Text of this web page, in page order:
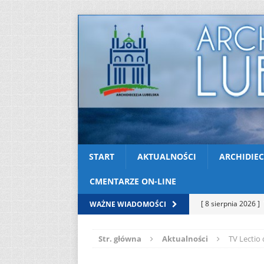
START AKTUALNOŚCI
CMENTARZE ON-LINE
WAŻNE WIADOMOŚCI [ 8 sierpnia 2026 ]
[ 8 sierpnia 2026 ]
Str. główna Aktualności TV Lectio